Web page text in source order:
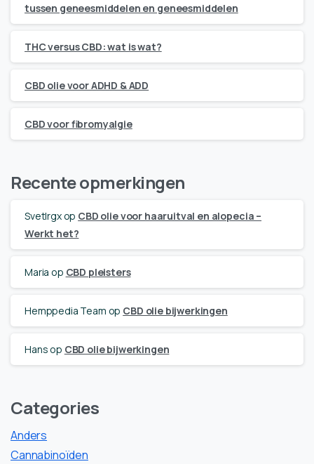
tussen geneesmiddelen en geneesmiddelen
THC versus CBD: wat is wat?
CBD olie voor ADHD & ADD
CBD voor fibromyalgie
Recente opmerkingen
Svetlrgxop CBD olie voor haaruitval en alopecia –
Werkt het?
Maria op CBD pleisters
Hemppedia Team op CBD olie bijwerkingen
Hansop CBD olie bijwerkingen
Categories
Anders
Cannabinoïden